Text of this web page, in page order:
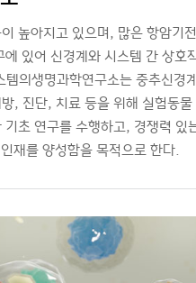
높아지고 있으며, 많은 항암기
있어 신경계와 시스템 간 상호
의생명과학연구소는 중추신경
, 진단, 치료 등을 위해 실험동물
초 연구를 수행하고, 경쟁력 있
재를 양성함을 목적으로 한다.